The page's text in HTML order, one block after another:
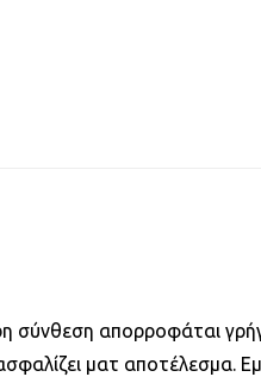
απορροφάται
ματ